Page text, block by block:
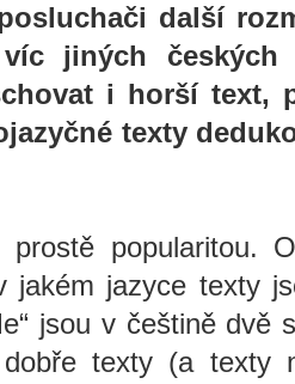
další
jiných
i horší text,
texty
popularitou.
jakém jazyce texty
jsou v češtině dvě
texty (a texty